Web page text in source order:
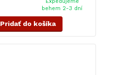
behem 2-3 dní
Pridať do košíka